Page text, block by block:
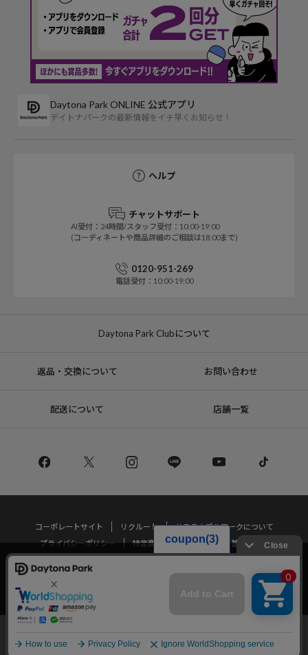
Daytona Park ONLINE 公式アプリ
デイトナパークの最新情報をイチ早くお知らせ！
ヘルプ
チャットサポート
AI受付：24時間/スタッフ受付：10:00-19:00
(コーディネートや商品詳細のご相談は18:00まで)
0120-951-269
電話受付：10:00-19:00
Daytona Park Clubについて
返品・交換について お問い合わせ
配送について 店舗一覧
コーポレートサイト リクルート
サステナブルマークについて
プライバシーポリシー
特定商取引法・古物営業法に基づく表記
Copyright © DAYTONA INTERNATIONAL Co.,Ltd All Rights Reserved.
当サイトでは利用体験の向上およびコンテンツの最適な提供、トラフィック
の分析を目的としてCookieを使用しています。
サイトの閲覧を継続された場合、Cookieの利用に同意したことものといたし
ます。
詳細についてはプライバシーポリシー
承諾する